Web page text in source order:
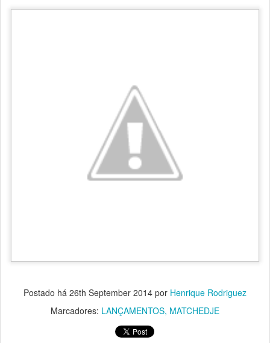
Postado há 26th September 2014 por Henrique Rodriguez
Marcadores: LANÇAMENTOS MATCHEDJE